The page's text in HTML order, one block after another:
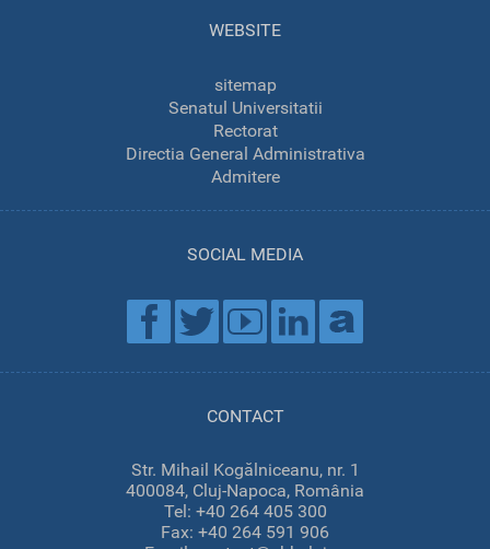
WEBSITE
sitemap
Senatul Universitatii
Rectorat
Directia General Administrativa
Admitere
SOCIAL MEDIA
CONTACT
Str. Mihail Kogălniceanu, nr. 1
400084, Cluj-Napoca, România
Tel: +40 264 405 300
Fax: +40 264 591 906